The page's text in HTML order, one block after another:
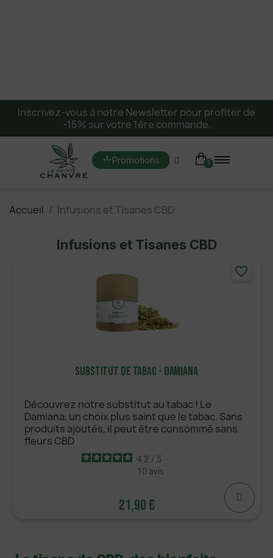
Inscrivez-vous à notre Newsletter pour profiter de
-15% sur votre 1ère commande.
Promotions
Accueil Infusions et Tisanes CBD
Infusions et Tisanes CBD
Substitut De Tabac - Damiana
Découvrez notre substitut au tabac ! Le
Damiana, un choix plus saint que le tabac. Sans
produits ajoutés, il peut être consommé sans
fleurs CBD
4.2 / 5 -
10 avis
21,90 €
favorite_border